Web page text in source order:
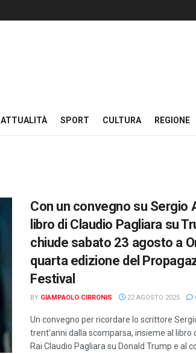
ATTUALITÀ SPORT CULTURA REGIONE
Con un convegno su Sergio
libro di Claudio Pagliara su
chiude sabato 23 agosto a
quarta edizione del
Festival
BY GIAMPAOLO CIRRONIS 22 AGOSTO 2025
Un convegno per ricordare lo scrittore
trent’anni dalla scomparsa, insieme al libro
Rai Claudio Pagliara su Donald Trump e al